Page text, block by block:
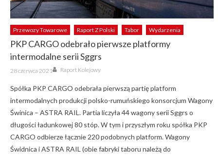
Przewozy Towarowe Raport Z Polski Tabor Wydarzenia
PKP CARGO odebrało pierwsze platformy
intermodalne serii Sggrs
Posted
on
28 czerwca 2021 Author
Raport Kolejowy
Spółka PKP CARGO odebrała pierwszą partię platform
intermodalnych produkcji polsko-rumuńskiego konsorcjum Wagony
Świnica – ASTRA RAIL. Partia liczyła 44 wagony serii Sggrs o
długości ładunkowej 80 stóp. W tym i przyszłym roku spółka PKP
CARGO odbierze łącznie 220 podobnych platform. Wagony
Świdnica i ASTRA RAIL (obie fabryki taboru należą do